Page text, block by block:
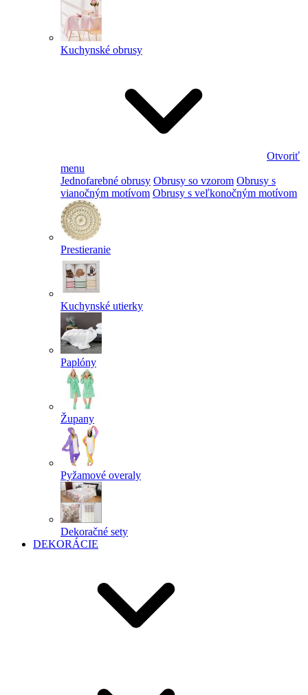
Kuchynské obrusy
Otvoriť
menu
Jednofarebné obrusy Obrusy so vzorom Obrusy s
vianočným motívom Obrusy s veľkonočným motívom
Prestieranie
Kuchynské utierky
Paplóny
Župany
Pyžamové overaly
Dekoračné sety
DEKORÁCIE